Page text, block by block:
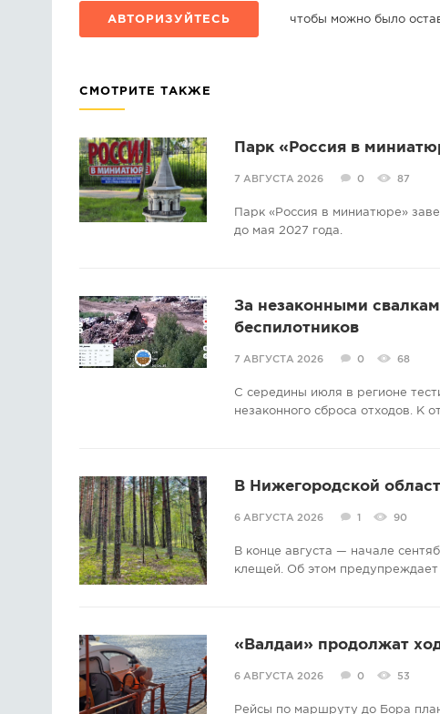
АВТОРИЗУЙТЕСЬ чтобы можно было
СМОТРИТЕ ТАКЖЕ
Парк «Россия в
7 АВГУСТА 2026 0 87
Парк «Россия в миниатюре»
до мая 2027 года.
За незаконными
беспилотников
7 АВГУСТА 2026 0 68
С середины июля в регионе
незаконного сброса отходов. К
В Нижегородской
6 АВГУСТА 2026 1 90
В конце августа — начале
клещей. Об этом предупреждает
«Валдаи» продолжат
6 АВГУСТА 2026 0 53
Рейсы по маршруту до Бора